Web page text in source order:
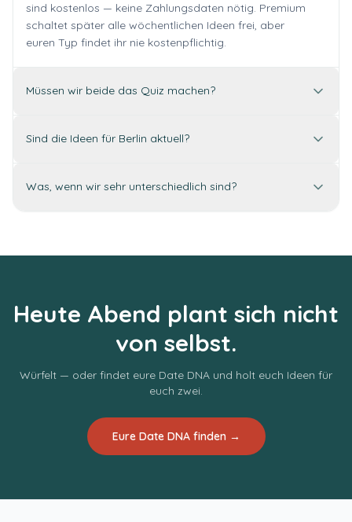
sind kostenlos — keine Zahlungsdaten nötig. Premium
schaltet später alle wöchentlichen Ideen frei, aber
euren Typ findet ihr nie kostenpflichtig.
Müssen wir beide das Quiz machen?
Sind die Ideen für Berlin aktuell?
Was, wenn wir sehr unterschiedlich sind?
Heute Abend plant sich nicht
von selbst.
Würfelt — oder findet eure Date DNA und holt euch Ideen für
euch zwei.
Eure Date DNA finden →